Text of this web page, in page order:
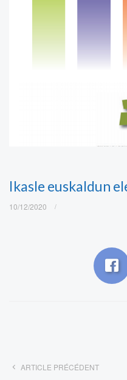
Ikasle euskaldun
10/12/2020
ARTICLE PRÉCÉDENT